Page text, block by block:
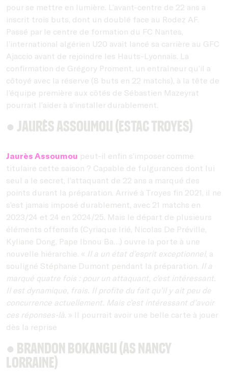
pour se mettre en lumière. L’avant-centre de 22 ans a
inscrit trois buts, dont un doublé face au Rodez AF.
Passé par le centre de formation du FC Nantes,
l’international algérien U20 avait lancé sa carrière au GFC
Ajaccio avant de rejoindre les Hauts-Lyonnais. La
confirmation de Grégory Proment, un entraîneur qu’il a
côtoyé avec la réserve (8 buts en 22 matchs), à la tête de
l’équipe première aux côtés de Sébastien Mazeyrat
pourrait l’aider à s’installer durablement.
● Jaurès Assoumou (ESTAC Troyes)
Jaurès Assoumou peut-il enfin s’imposer comme
titulaire cette saison ? Capable de fulgurances dont lui
seul a le secret, l’attaquant de 22 ans a marqué des
points durant la préparation. Arrivé à Troyes fin 2021, il ne
s’est jamais imposé durablement, avec 21 matchs en
2023/24 et 24 en 2024/25. Mais le départ de plusieurs
éléments offensifs (Cyriaque Irié, Nicolas De Préville,
Kyliane Dong, Pape Ibnou Ba…) ouvre la porte à une
nouvelle hiérarchie. « Il a un état d’esprit exceptionnel, a
souligné Stéphane Dumont pendant la préparation. Il a
marqué quatre fois : pour un attaquant, c’est intéressant.
Il est dynamique, frais. Il profite du fait qu’il y ait peu de
concurrence actuellement. Mais c’est intéressant d’avoir
ces réponses-là. » Il pourrait avoir une belle carte à jouer
dès la reprise
● Brandon Bokangu (AS Nancy
Lorraine)